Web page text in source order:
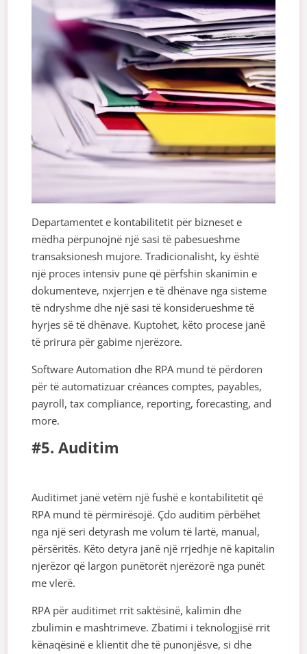
Departamentet e kontabilitetit për bizneset e
mëdha përpunojnë një sasi të pabesueshme
transaksionesh mujore. Tradicionalisht, ky është
një proces intensiv pune që përfshin skanimin e
dokumenteve, nxjerrjen e të dhënave nga sisteme
të ndryshme dhe një sasi të konsiderueshme të
hyrjes së të dhënave. Kuptohet, këto procese janë
të prirura për gabime njerëzore.
Software Automation dhe RPA mund të përdoren
për të automatizuar créances comptes, payables,
payroll, tax compliance, reporting, forecasting, and
more.
#5. Auditim
Auditimet janë vetëm një fushë e kontabilitetit që
RPA mund të përmirësojë. Çdo auditim përbëhet
nga një seri detyrash me volum të lartë, manual,
përsëritës. Këto detyra janë një rrjedhje në kapitalin
njerëzor që largon punëtorët njerëzorë nga punët
me vlerë.
RPA për auditimet rrit saktësinë, kalimin dhe
zbulimin e mashtrimeve. Zbatimi i teknologjisë rrit
kënaqësinë e klientit dhe të punonjësve, si dhe